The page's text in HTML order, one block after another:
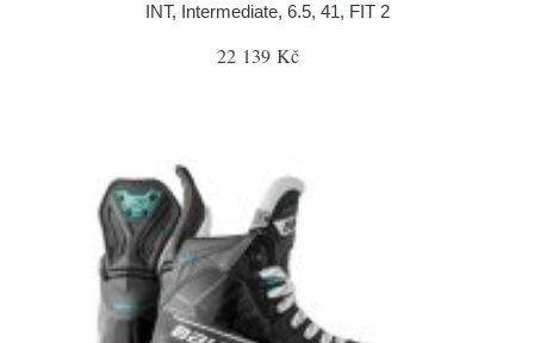
INT, Intermediate, 6.5, 41, FIT 2
22 139 Kč